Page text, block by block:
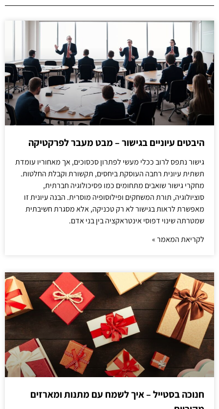
היבטים עיוניים בגישור – מבט מעבר לפרקטיקה
גישור נתפס לרוב ככלי מעשי לפתרון סכסוכים, אך מאחוריו עומדת
תשתית עיונית רחבה העוסקת ביחסים, תקשורת וקבלת החלטות.
מחקרי גישור שואבים מתחומים כמו פסיכולוגיה חברתית,
סוציולוגיה, תורת המשחקים ופילוסופיה מוסרית. הבנה עיונית זו
מאפשרת לראות בגישור לא רק טכניקה, אלא מסגרת חשיבתית
שמטרתה שינוי דפוסי אינטראקציה בין בני אדם.
לקריאת המאמר »
חנוכה בסטייל – איך לשמח עם מתנות ומארזים